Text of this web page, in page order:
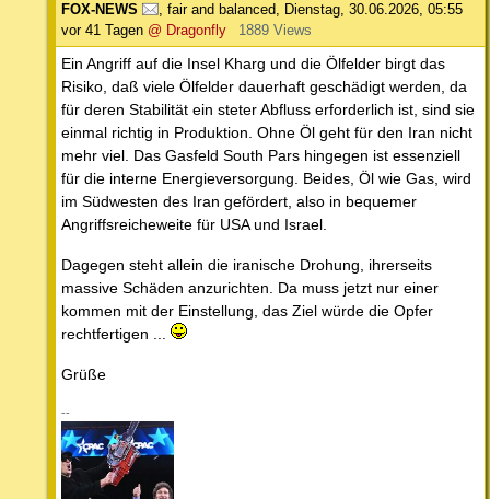
FOX-NEWS , fair and balanced, Dienstag, 30.06.2026, 05:55
vor 41 Tagen @ Dragonfly 1889 Views
Ein Angriff auf die Insel Kharg und die Ölfelder birgt das
Risiko, daß viele Ölfelder dauerhaft geschädigt werden, da
für deren Stabilität ein steter Abfluss erforderlich ist, sind sie
einmal richtig in Produktion. Ohne Öl geht für den Iran nicht
mehr viel. Das Gasfeld South Pars hingegen ist essenziell
für die interne Energieversorgung. Beides, Öl wie Gas, wird
im Südwesten des Iran gefördert, also in bequemer
Angriffsreicheweite für USA und Israel.
Dagegen steht allein die iranische Drohung, ihrerseits
massive Schäden anzurichten. Da muss jetzt nur einer
kommen mit der Einstellung, das Ziel würde die Opfer
rechtfertigen ...
Grüße
--